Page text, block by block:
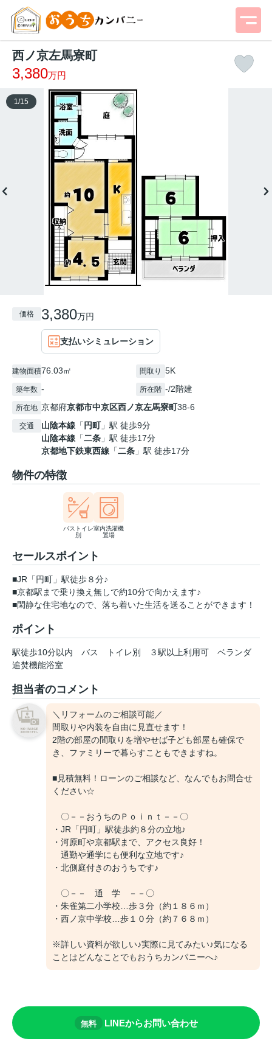
西ノ京左馬寮町
3,380万円
1 /15
価格 3,380万円
支払いシミュレーション
建物面積76.03㎡ 間取り 5K
築年数 - 所在階 -/2階建
所在地 京都府京都市中京区西ノ京左馬寮町38-6
交通 山陰本線 「 円町」駅 徒歩9分
山陰本線 「二条 」駅 徒歩17分
京都地下鉄東西線 「二条 」駅 徒歩17分
物件の特徴
バストイレ
別
室内洗濯機
置場
セールスポイント
■JR「円町」駅徒歩８分♪
■京都駅まで乗り換え無しで約10分で向かえます♪
■閑静な住宅地なので、落ち着いた生活を送ることができます！
ポイント
駅徒歩10分以内 バス トイレ別 ３駅以上利用可
ベランダ
追焚機能浴室
担当者のコメント
＼リフォームのご相談可能／
間取りや内装を自由に見直せます！
2階の部屋の間取りを増やせば子ども部屋も確保で
き、ファミリーで暮らすこともできますね。
■見積無料！ローンのご相談など、なんでもお問合せ
ください☆
〇－－おうちのＰｏｉｎｔ－－〇
・JR「円町」駅徒歩約８分の立地♪
・河原町や京都駅まで、アクセス良好！
通勤や通学にも便利な立地です♪
・北側庭付きのおうちです♪
〇－－ 通 学 －－〇
・朱雀第二小学校…歩３分（約１８６ｍ）
・西ノ京中学校…歩１０分（約７６８ｍ）
※詳しい資料が欲しい♪実際に見てみたい♪気になる
ことはどんなことでもおうちカンパニーへ♪
無料 LINEからお問い合わせ